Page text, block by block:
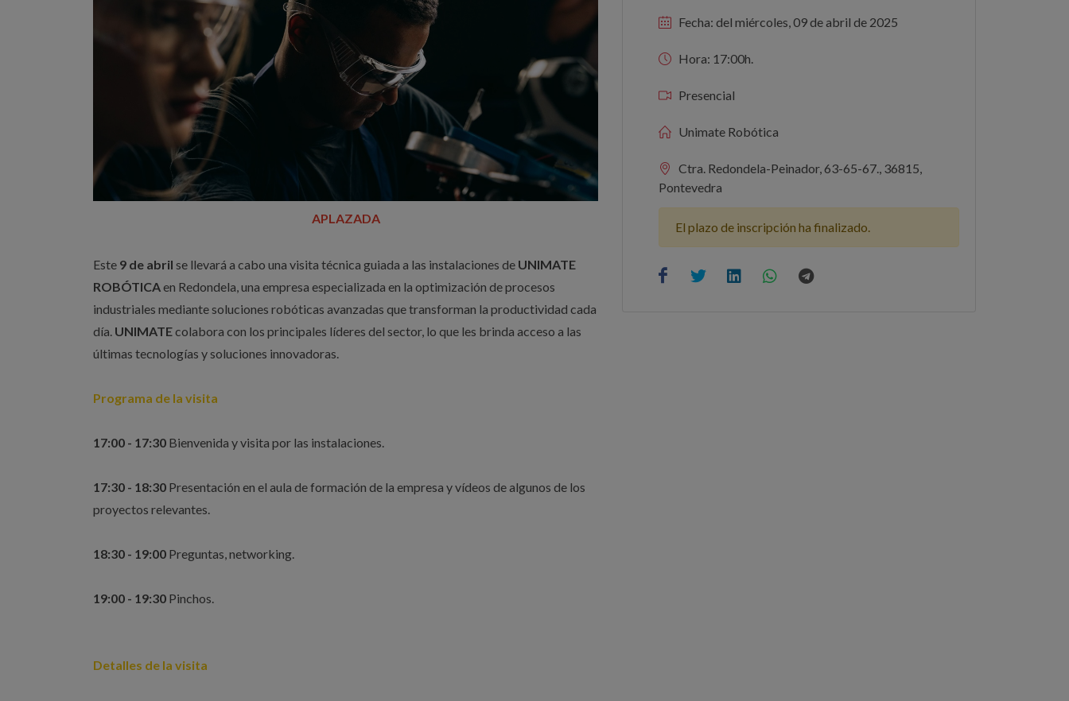
APLAZADA
Este 9 de abril se llevará a cabo una visita técnica guiada a las instalaciones de UNIMATE
ROBÓTICAen Redondela, una empresa especializada en la optimización de procesos
industriales mediante soluciones robóticas avanzadas que transforman la productividad cada
día. UNIMATEcolabora con los principales líderes del sector, lo que les brinda acceso a las
últimas tecnologías y soluciones innovadoras.
Programa de la visita
17:00 - 17:30 Bienvenida y visita por las instalaciones.
17:30 - 18:30 Presentación en el aula de formación de la empresa y vídeos de algunos de los
proyectos relevantes.
18:30 - 19:00 Preguntas, networking.
19:00 - 19:30 Pinchos.
Detalles de la visita
Fecha: del miércoles, 09 de abril de 2025
Hora: 17:00h.
Presencial
Unimate Robótica
Ctra. Redondela-Peinador, 63-65-67., 36815,
Pontevedra
El plazo de inscripción ha finalizado.